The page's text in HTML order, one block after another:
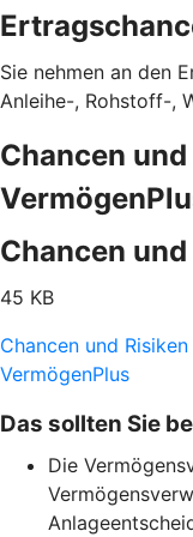
Sie nehmen an den
Anleihe-, Rohstoff-,
Chancen
Chancen
45 KB
Chancen und
VermögenPlus
Das sollten Sie
Die